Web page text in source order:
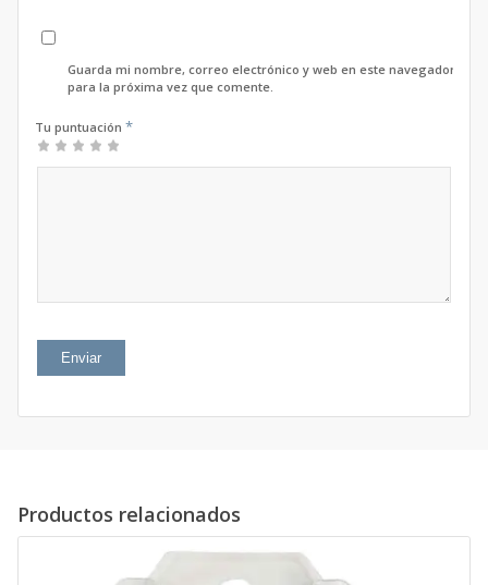
Guarda mi nombre, correo electrónico y web en este navegador
para la próxima vez que comente.
Tu puntuación *
1
2 de
3 de 5
4 de 5
5 de 5
Productos relacionados